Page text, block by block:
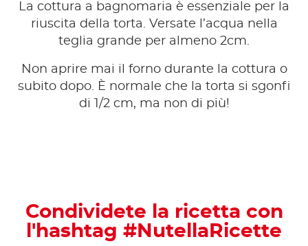
La cottura a bagnomaria è essenziale per la
riuscita della torta. Versate l’acqua nella
teglia grande per almeno 2cm.
Non aprire mai il forno durante la cottura o
subito dopo. È normale che la torta si sgonfi
di 1/2 cm, ma non di più!
Condividete la ricetta con
l'hashtag #NutellaRicette